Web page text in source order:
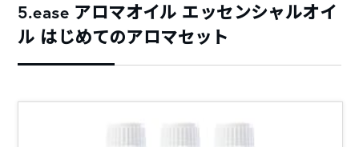
5.ease アロマオイル エッセンシャルオイ
ル はじめてのアロマセット